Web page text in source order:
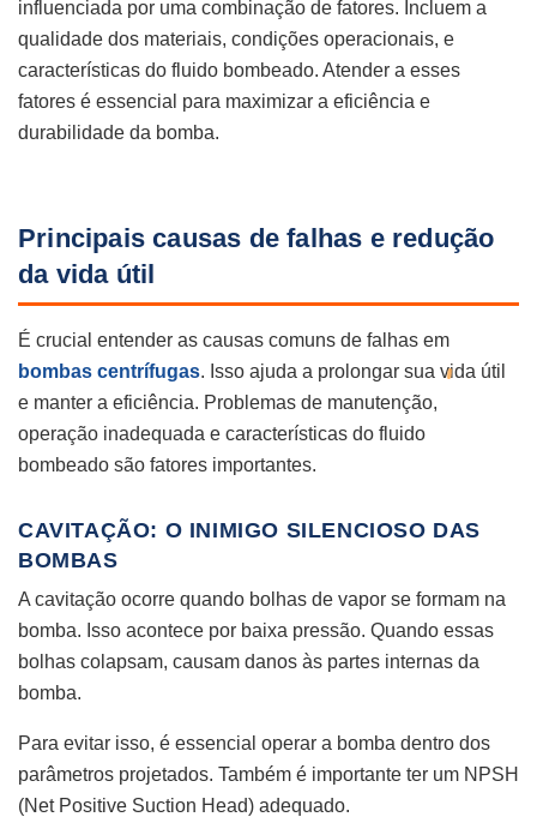
influenciada por uma combinação de fatores. Incluem a
qualidade dos materiais, condições operacionais, e
características do fluido bombeado. Atender a esses
fatores é essencial para maximizar a eficiência e
durabilidade da bomba.
Principais causas de falhas e redução
da vida útil
É crucial entender as causas comuns de falhas em
bombas centrífugas. Isso ajuda a prolongar sua vida útil
e manter a eficiência. Problemas de manutenção,
operação inadequada e características do fluido
bombeado são fatores importantes.
CAVITAÇÃO: O INIMIGO SILENCIOSO DAS
BOMBAS
A cavitação ocorre quando bolhas de vapor se formam na
bomba. Isso acontece por baixa pressão. Quando essas
bolhas colapsam, causam danos às partes internas da
bomba.
Para evitar isso, é essencial operar a bomba dentro dos
parâmetros projetados. Também é importante ter um NPSH
(Net Positive Suction Head) adequado.